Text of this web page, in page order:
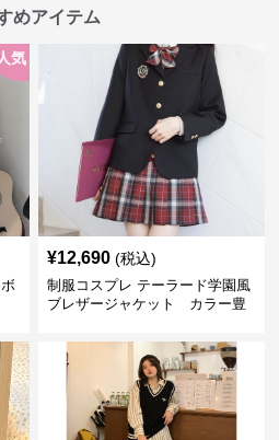
めアイテム
気
¥12,690 (税込)
制服コスプレ テーラード学園風
ブレザージャケット カラー豊